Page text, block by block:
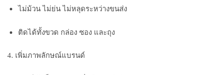
ไม่ม้วน ไม่ย่น ไม่หลุดระหว่างขนส่ง
ติดได้ทั้งขวด กล่อง ซอง และถุง
4. เพิ่มภาพลักษณ์แบรนด์